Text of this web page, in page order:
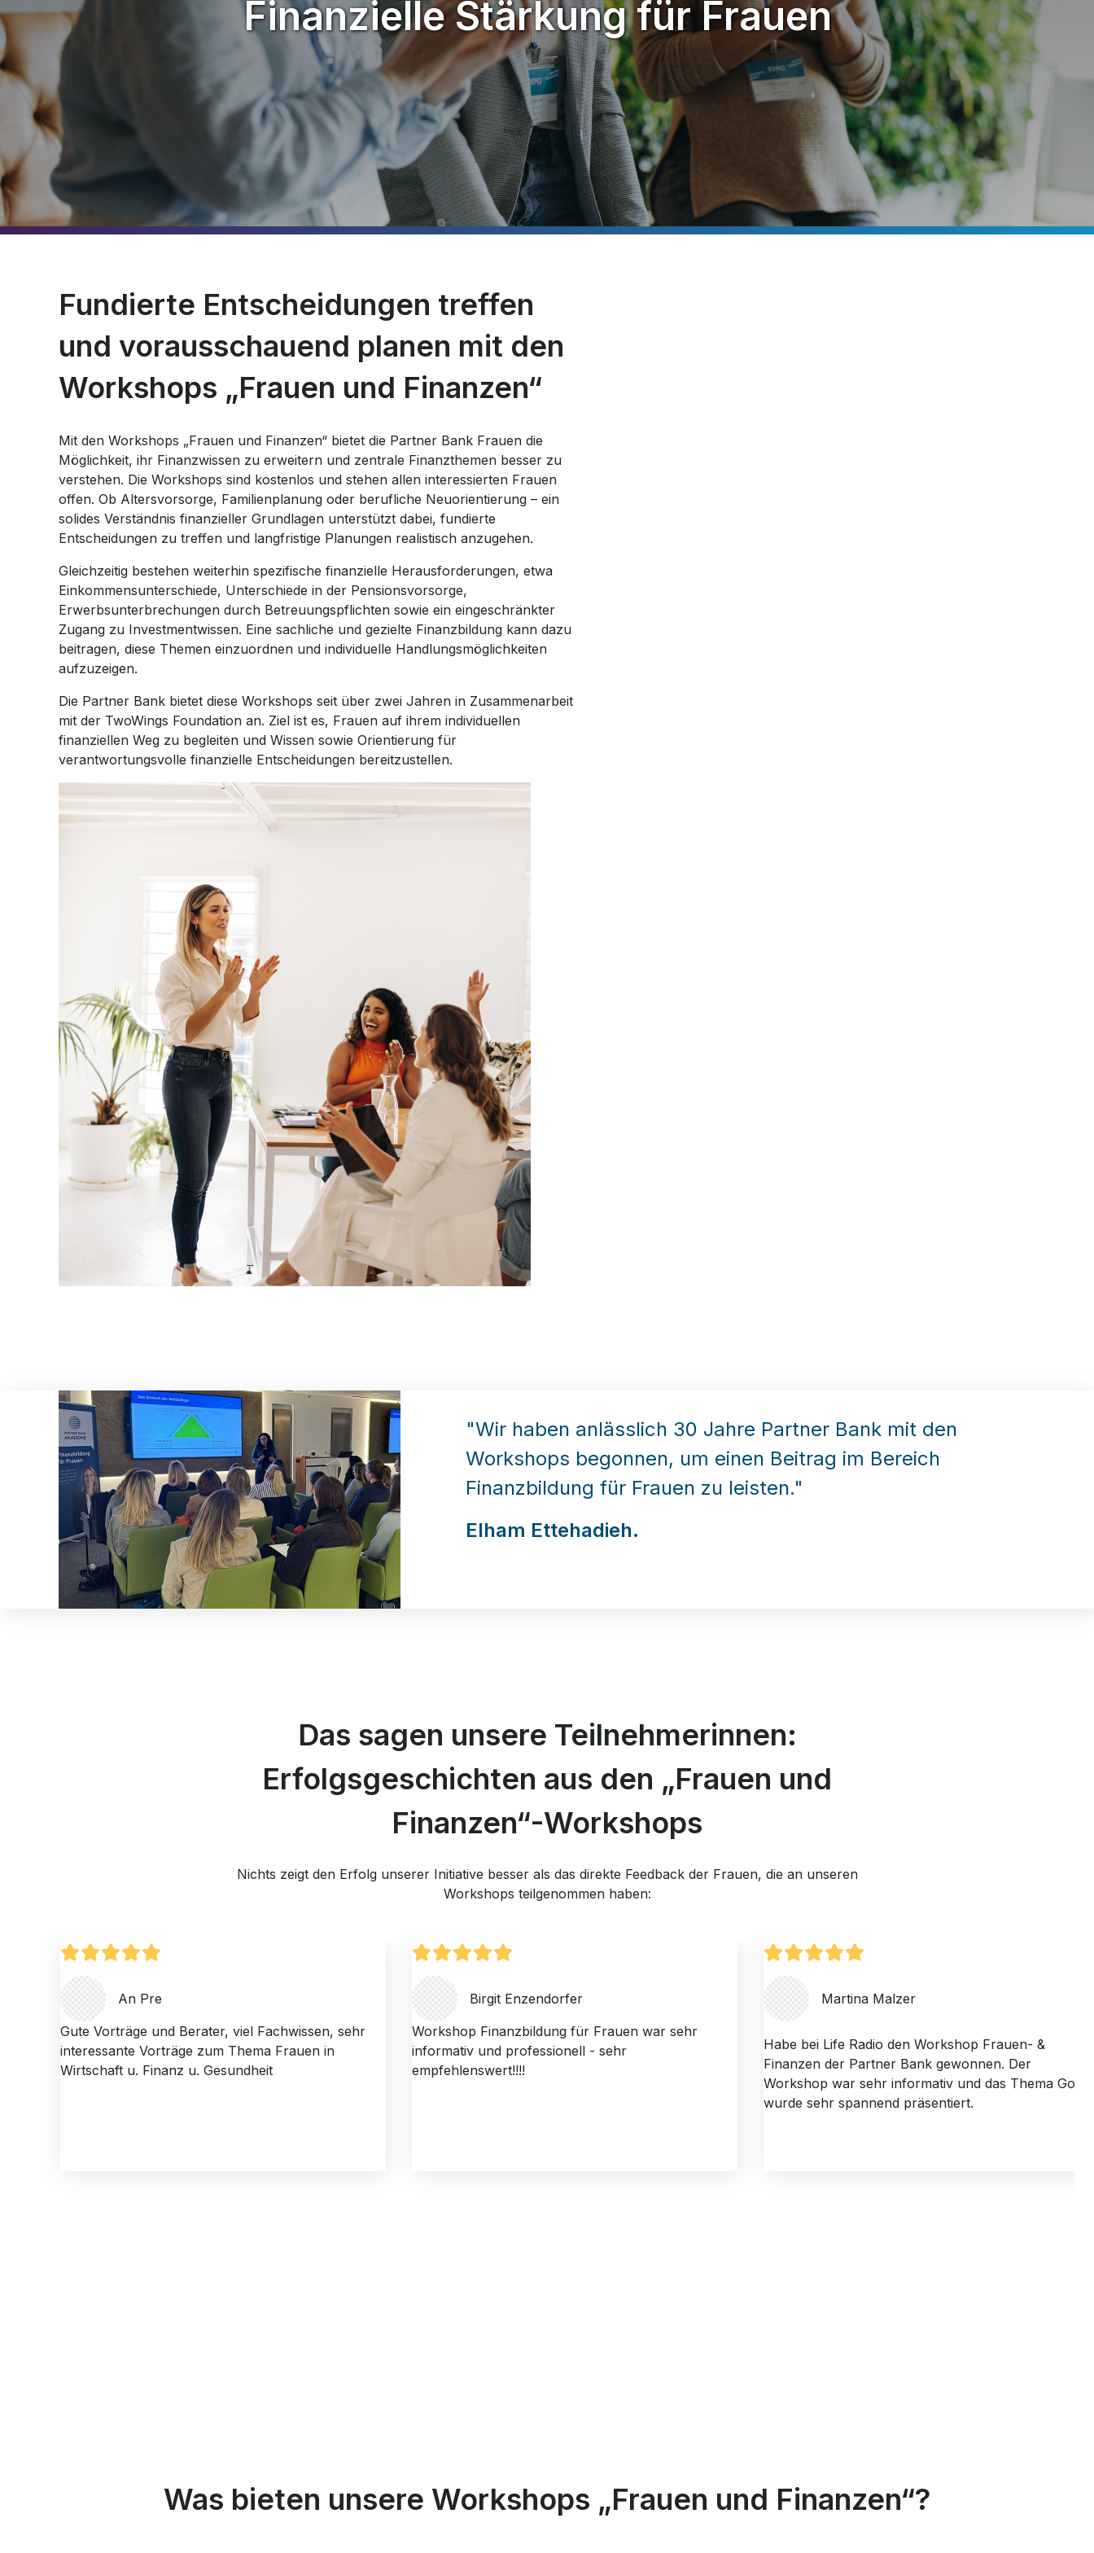
Finanzielle Stärkung für Frauen
Fundierte Entscheidungen treffen
und vorausschauend planen mit den
Workshops „Frauen und Finanzen“
Mit den Workshops „Frauen und Finanzen“ bietet die Partner Bank Frauen die
Möglichkeit, ihr Finanzwissen zu erweitern und zentrale Finanzthemen besser zu
verstehen. Die Workshops sind kostenlos und stehen allen interessierten Frauen
offen. Ob Altersvorsorge, Familienplanung oder berufliche Neuorientierung – ein
solides Verständnis finanzieller Grundlagen unterstützt dabei, fundierte
Entscheidungen zu treffen und langfristige Planungen realistisch anzugehen.
Gleichzeitig bestehen weiterhin spezifische finanzielle Herausforderungen, etwa
Einkommensunterschiede, Unterschiede in der Pensionsvorsorge,
Erwerbsunterbrechungen durch Betreuungspflichten sowie ein eingeschränkter
Zugang zu Investmentwissen. Eine sachliche und gezielte Finanzbildung kann dazu
beitragen, diese Themen einzuordnen und individuelle Handlungsmöglichkeiten
aufzuzeigen.
Die Partner Bank bietet diese Workshops seit über zwei Jahren in Zusammenarbeit
mit der TwoWings Foundation an. Ziel ist es, Frauen auf ihrem individuellen
finanziellen Weg zu begleiten und Wissen sowie Orientierung für
verantwortungsvolle finanzielle Entscheidungen bereitzustellen.
"Wir haben anlässlich 30 Jahre Partner Bank mit den
Workshops begonnen, um einen Beitrag im Bereich
Finanzbildung für Frauen zu leisten."
Elham Ettehadieh.
Das sagen unsere Teilnehmerinnen:
Erfolgsgeschichten aus den „Frauen und
Finanzen“-Workshops
Nichts zeigt den Erfolg unserer Initiative besser als das direkte Feedback der Frauen, die an unseren
Workshops teilgenommen haben:
An Pre
Gute Vorträge und Berater, viel Fachwissen, sehr
interessante Vorträge zum Thema Frauen in
Wirtschaft u. Finanz u. Gesundheit
Birgit Enzendorfer
Workshop Finanzbildung für Frauen war sehr
informativ und professionell - sehr
empfehlenswert!!!!
Martina Malzer
Habe bei Life Radio den Workshop Frauen- &
Finanzen der Partner Bank gewonnen. Der
Workshop war sehr informativ und das Thema Gold
wurde sehr spannend präsentiert.
Was bieten unsere Workshops „Frauen und Finanzen“?